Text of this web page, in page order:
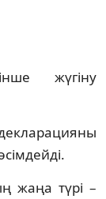
жүгіну
жаңа түрі –